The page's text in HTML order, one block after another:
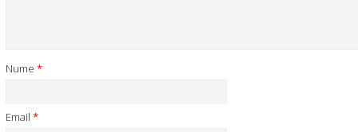
Nume *
Email *